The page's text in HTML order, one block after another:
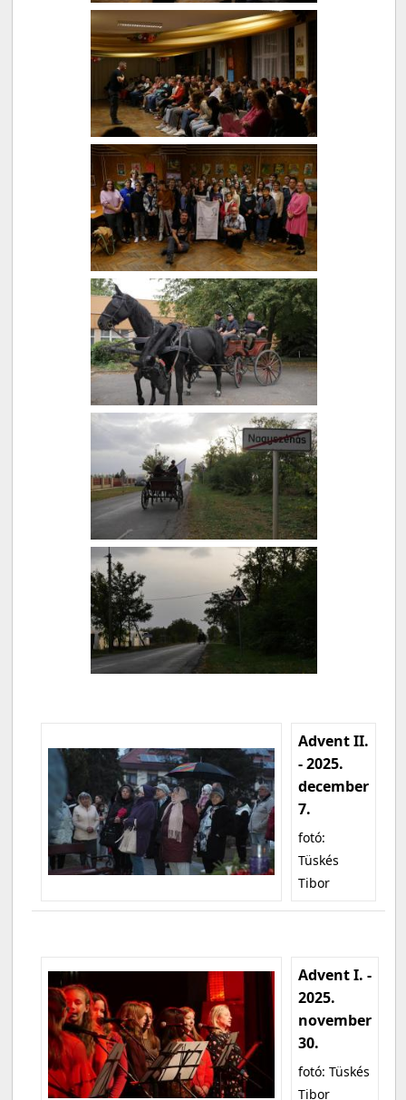
Advent II.
- 2025.
december
7.
fotó:
Tüskés
Tibor
Advent I. -
2025.
november
30.
fotó: Tüskés
Tibor